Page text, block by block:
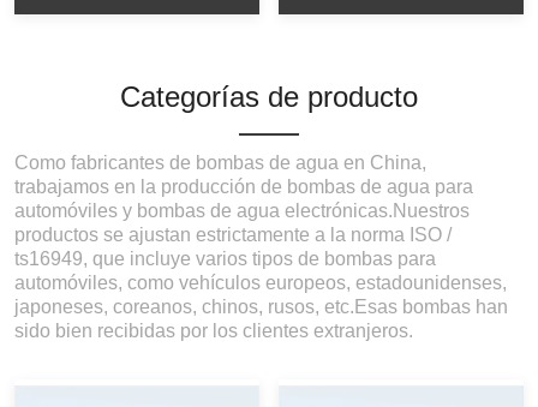
Categorías de producto
Como fabricantes de bombas de agua en China,
trabajamos en la producción de bombas de agua para
automóviles y bombas de agua electrónicas.Nuestros
productos se ajustan estrictamente a la norma ISO /
ts16949, que incluye varios tipos de bombas para
automóviles, como vehículos europeos, estadounidenses,
japoneses, coreanos, chinos, rusos, etc.Esas bombas han
sido bien recibidas por los clientes extranjeros.